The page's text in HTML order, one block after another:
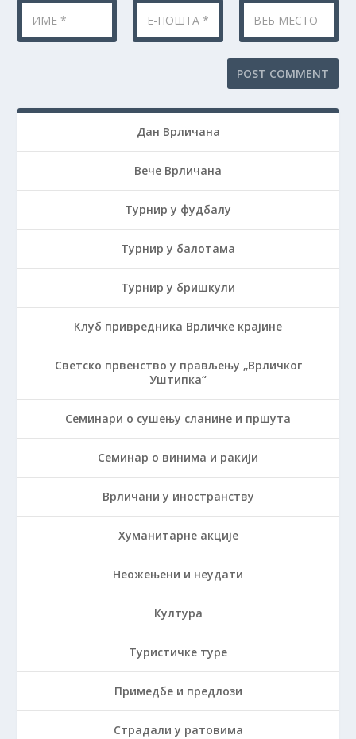
Дан Врличана
Вече Врличана
Турнир у фудбалу
Турнир у балотама
Турнир у бришкули
Клуб привредника Врличке крајине
Светско првенство у прављењу „Врличког
Уштипка“
Семинари о сушењу сланине и пршута
Семинар о винима и ракији
Врличани у иностранству
Хуманитарне акције
Неожењени и неудати
Култура
Туристичке туре
Примедбе и предлози
Страдали у ратовима